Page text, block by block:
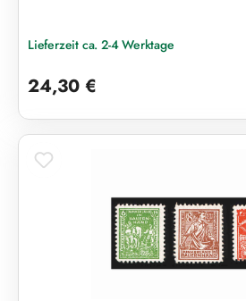
Lieferzeit ca. 2-4 Werktage
24,30 €